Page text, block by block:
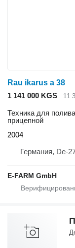
Rau ikarus a 38
1 141 000 KGS
11
Техника для
прицепной
2004
Германия, De-
E-FARM GmbH